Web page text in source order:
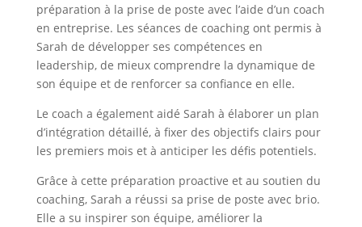
préparation à la prise de poste avec l’aide d’un coach
en entreprise. Les séances de coaching ont permis à
Sarah de développer ses compétences en
leadership, de mieux comprendre la dynamique de
son équipe et de renforcer sa confiance en elle.
Le coach a également aidé Sarah à élaborer un plan
d’intégration détaillé, à fixer des objectifs clairs pour
les premiers mois et à anticiper les défis potentiels.
Grâce à cette préparation proactive et au soutien du
coaching, Sarah a réussi sa prise de poste avec brio.
Elle a su inspirer son équipe, améliorer la